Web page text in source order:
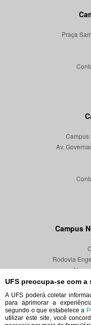
UFS preocupa-se com
A UFS poderá coletar
para aprimorar a
segundo o que estabelece a
utilizar este site, você
Praça
Campus
Av.
Campus
Rodovia